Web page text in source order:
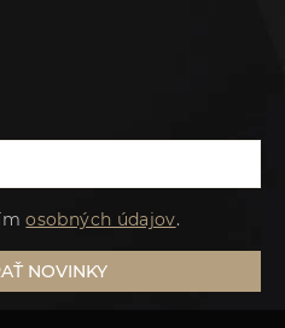
osobných údajov.
NOVINKY